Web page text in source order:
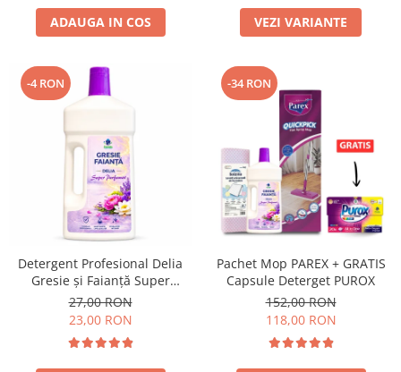
ADAUGA IN COS VEZI VARIANTE
-4 RON
Detergent Profesional Delia
Gresie și Faianță Super
Parfumat 1L
27,00 RON
23,00 RON
-34 RON
Pachet Mop PAREX + GRATIS
Capsule Deterget PUROX
152,00 RON
118,00 RON